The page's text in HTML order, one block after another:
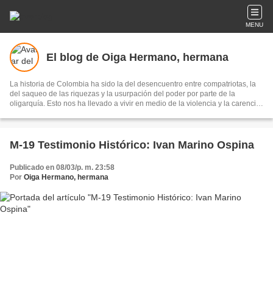
MENU
El blog de Oiga Hermano, hermana
La historia de Colombia ha sido la del desencuentro entre compatriotas, la
del saqueo de las riquezas y la usurpación del poder por parte de la
oligarquía. Esto nos ha llevado a vivir en medio de la violencia y la carencia
esta realidad. Destacados hombres y mujeres del M-19, junto a vigorosos
sociedad justa, democrática y en Paz.
M-19 Testimonio Histórico: Ivan Marino Ospina
Publicado en 08/03/p. m. 23:58
Por Oiga Hermano, hermana